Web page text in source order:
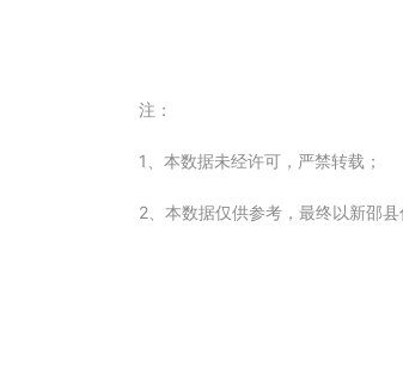
注：
1、本数据未经许可，严禁转载；
2、本数据仅供参考，最终以新邵